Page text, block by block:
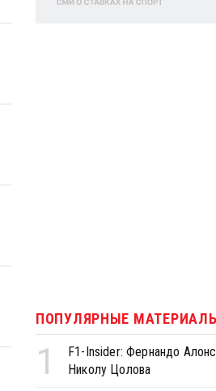
ПОПУЛЯРНЫЕ
1
F1-Insider: Фернандо
Николу Цолова